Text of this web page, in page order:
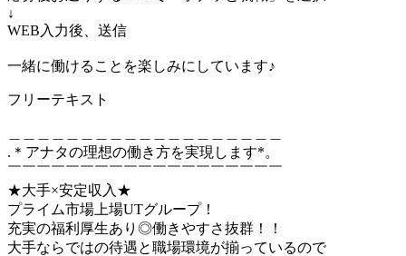
↓
WEB入力後、送信
一緒に働けることを楽しみにしています♪
フリーテキスト
.＊アナタの理想の働き方を実現します*。
￣￣￣￣￣￣￣￣￣￣￣￣￣￣￣￣￣￣￣
★大手×安定収入★
プライム市場上場UTグループ！
充実の福利厚生あり◎働きやすさ抜群！！
大手ならではの待遇と職場環境が揃っているので